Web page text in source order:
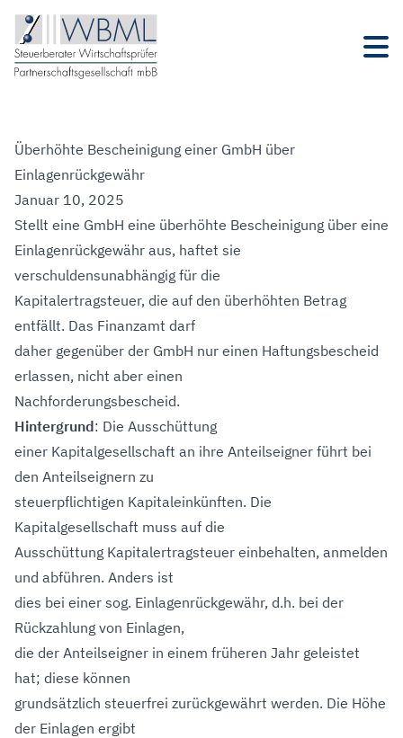
Überhöhte Bescheinigung einer GmbH über
Einlagenrückgewähr
Januar 10, 2025
Stellt eine GmbH eine überhöhte Bescheinigung über eine
Einlagenrückgewähr aus, haftet sie
verschuldensunabhängig für die
Kapitalertragsteuer, die auf den überhöhten Betrag
entfällt. Das Finanzamt darf
daher gegenüber der GmbH nur einen Haftungsbescheid
erlassen, nicht aber einen
Nachforderungsbescheid.
Hintergrund: Die Ausschüttung
einer Kapitalgesellschaft an ihre Anteilseigner führt bei
den Anteilseignern zu
steuerpflichtigen Kapitaleinkünften. Die
Kapitalgesellschaft muss auf die
Ausschüttung Kapitalertragsteuer einbehalten, anmelden
und abführen. Anders ist
dies bei einer sog. Einlagenrückgewähr, d.h. bei der
Rückzahlung von Einlagen,
die der Anteilseigner in einem früheren Jahr geleistet
hat; diese können
grundsätzlich steuerfrei zurückgewährt werden. Die Höhe
der Einlagen ergibt